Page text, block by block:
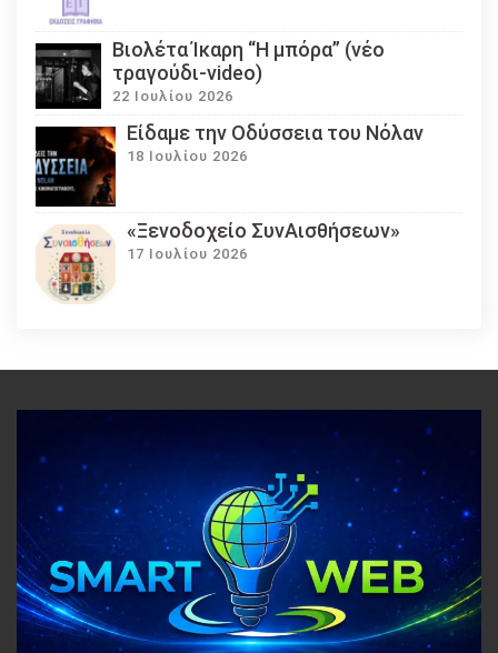
Βιολέτα Ίκαρη “Η μπόρα” (νέο
τραγούδι-video)
22 Ιουλίου 2026
Eίδαμε την Οδύσσεια του Νόλαν
18 Ιουλίου 2026
«Ξενοδοχείο ΣυνΑισθήσεων»
17 Ιουλίου 2026